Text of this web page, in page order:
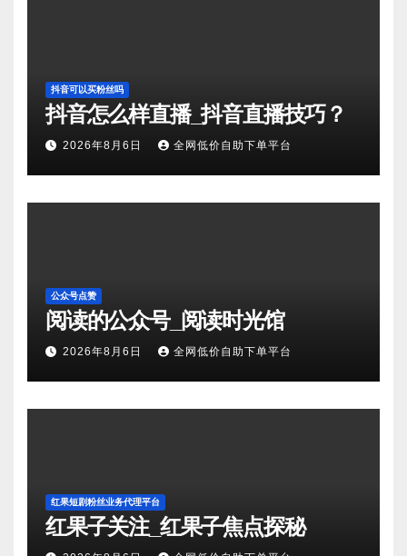
抖音可以买粉丝吗
抖音怎么样直播_抖音直播技巧？
2026年8月6日 全网低价自助下单平台
公众号点赞
阅读的公众号_阅读时光馆
2026年8月6日 全网低价自助下单平台
红果短剧粉丝业务代理平台
红果子关注_红果子焦点探秘